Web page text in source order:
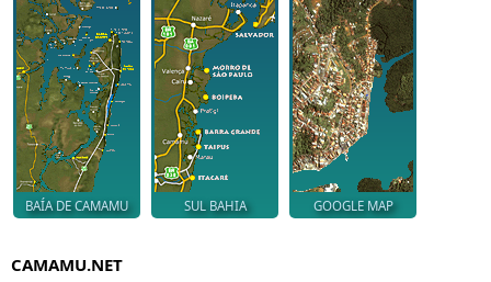
BAÍA DE CAMAMU SUL BAHIA GOOGLE MAP
CAMAMU.NET